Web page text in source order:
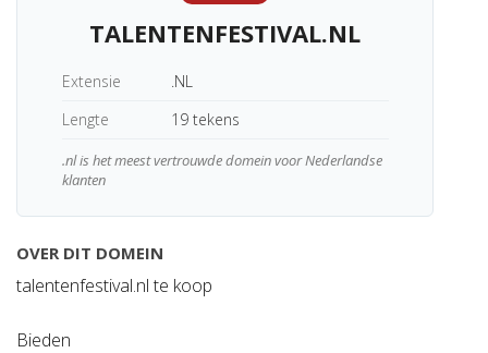
TALENTENFESTIVAL.NL
Extensie
.NL
Lengte
19 tekens
.nl is het meest vertrouwde domein voor Nederlandse
klanten
OVER DIT DOMEIN
talentenfestival.nl te koop
Bieden